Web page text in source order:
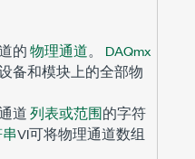
的物理通道。
DAQmx
备和模块上的全部物
道列表或范围的字符
VI可将物理通道数组